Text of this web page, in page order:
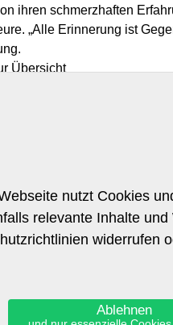
ihren schmerzhaften
„Alle Erinnerung ist
Übersicht
nutzt Cookies
relevante Inhalte
widerrufen
Ablehnen